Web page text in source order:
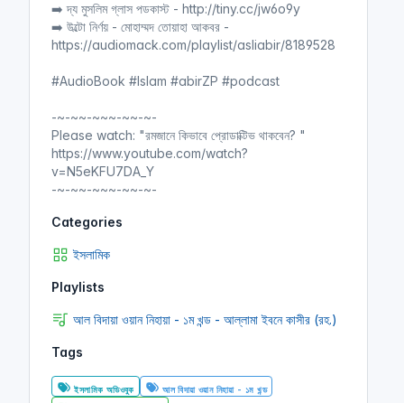
➡️ দ্য মুসলিম গ্লাস পডকাস্ট - http://tiny.cc/jw6o9y
➡️ উল্টো নির্ণয় - মোহাম্মদ তোয়াহা আকবর -
https://audiomack.com/playlist/asliabir/8189528
#AudioBook #Islam #abirZP #podcast
-~-~~-~~~-~~-~-
Please watch: "রমজানে কিভাবে প্রোডাক্টিভ থাকবেন? "
https://www.youtube.com/watch?
v=N5eKFU7DA_Y
-~-~~-~~~-~~-~-
Categories
ইসলামিক
Playlists
আল বিদায়া ওয়ান নিহায়া - ১ম খন্ড - আল্লামা ইবনে কাসীর (রহ.)
Tags
ইসলামিক অডিওবুক
আল বিদায়া ওয়ান নিহায়া - ১ম খন্ড